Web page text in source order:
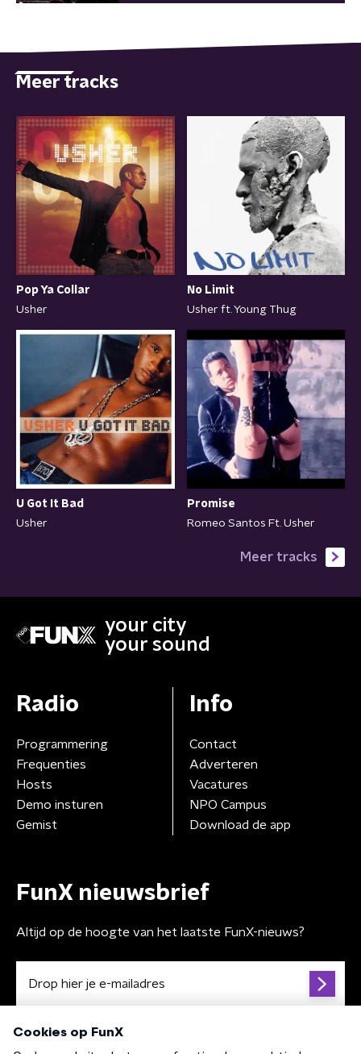
Meer tracks
Pop Ya Collar
Usher
No Limit
Usher ft. Young Thug
U Got It Bad
Usher
Promise
Romeo Santos Ft. Usher
Meer tracks
your city
your sound
Radio
Programmering
Frequenties
Hosts
Demo insturen
Gemist
Info
Contact
Adverteren
Vacatures
NPO Campus
Download de app
FunX nieuwsbrief
Altijd op de hoogte van het laatste FunX-nieuws?